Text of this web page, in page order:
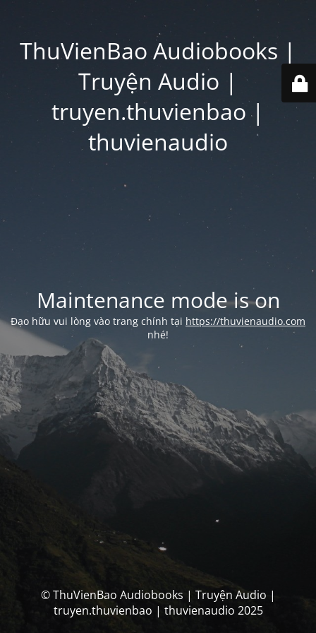
ThuVienBao Audiobooks |
Truyện Audio |
truyen.thuvienbao |
thuvienaudio
Maintenance mode is on
Đạo hữu vui lòng vào trang chính tại https://thuvienaudio.com
nhé!
© ThuVienBao Audiobooks | Truyện Audio |
truyen.thuvienbao | thuvienaudio 2025